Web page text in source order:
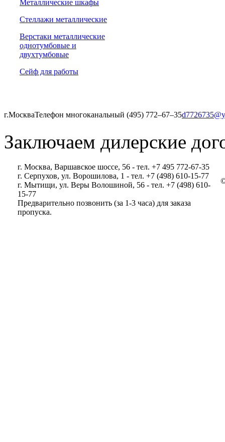
Металлические шкафы
Стеллажи металлические
Верстаки металлические
однотумбовые и
двухтумбовые
Сейф для работы
г.МоскваТелефон многоканальный (495) 772‒67‒35
Заключаем дилерские
г. Москва, Варшавское шоссе, 56 - тел. +7 495 772-67-35
г. Серпухов, ул. Ворошилова, 1 - тел. +7 (498) 610-15-77
г. Мытищи, ул. Веры Волошиной, 56 - тел. +7 (498) 610-
15-77
Предварительно позвонить (за 1-3 часа) для заказа
пропуска.